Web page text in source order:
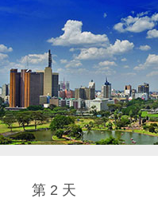
第 2 天